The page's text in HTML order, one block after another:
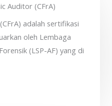
Auditor (CFrA)
adalah sertifikasi
oleh Lembaga
(LSP-AF) yang di